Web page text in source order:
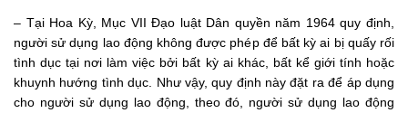
– Tại Hoa Kỳ, Mục VII Đạo luật Dân quyền năm 1964 quy định,
người sử dụng lao động không được phép để bất kỳ ai bị quấy rối
tình dục tại nơi làm việc bởi bất kỳ ai khác, bất kể giới tính hoặc
khuynh hướng tình dục. Như vậy, quy định này đặt ra để áp dụng
cho người sử dụng lao động, theo đó, người sử dụng lao động